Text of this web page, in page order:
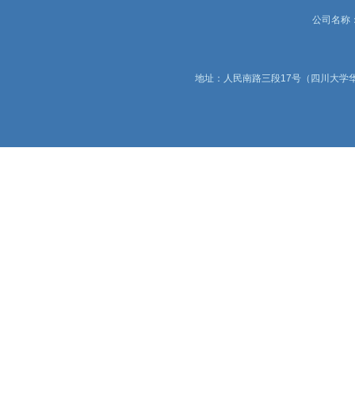
公司名称
地址：人民南路三段17号（四川大学